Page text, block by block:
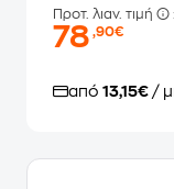
Προτ. λιαν. τιμή
78,90€
από 13,15€ /